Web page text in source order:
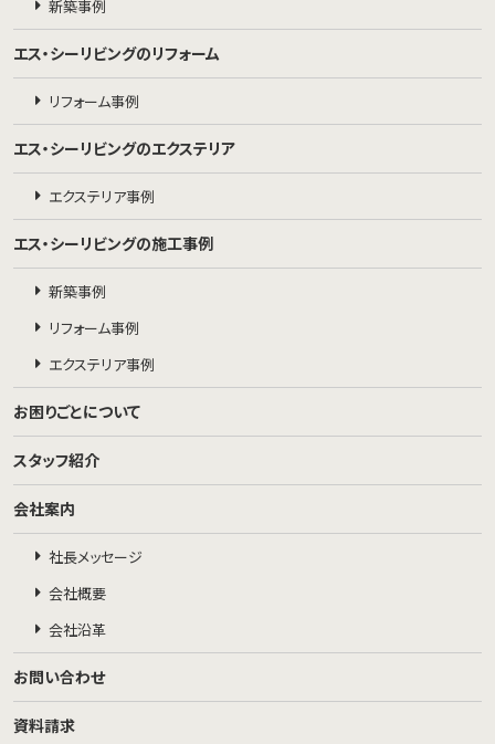
新築事例
エス・シーリビングのリフォーム
リフォーム事例
エス・シーリビングのエクステリア
エクステリア事例
エス・シーリビングの施工事例
新築事例
リフォーム事例
エクステリア事例
お困りごとについて
スタッフ紹介
会社案内
社長メッセージ
会社概要
会社沿革
お問い合わせ
資料請求